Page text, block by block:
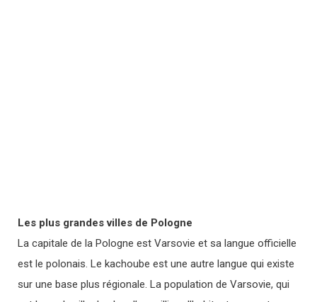
Les plus grandes villes de Pologne
La capitale de la Pologne est Varsovie et sa langue officielle
est le polonais. Le kachoube est une autre langue qui existe
sur une base plus régionale. La population de Varsovie, qui